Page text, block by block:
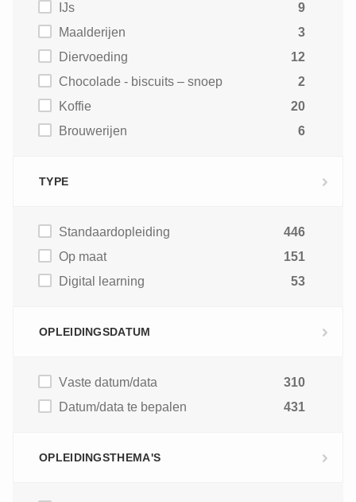
IJs
9
Maalderijen
3
Diervoeding
12
Chocolade - biscuits – snoep
2
Koffie
20
Brouwerijen
6
TYPE
Standaardopleiding
446
Op maat
151
Digital learning
53
OPLEIDINGSDATUM
Vaste datum/data
310
Datum/data te bepalen
431
OPLEIDINGSTHEMA'S